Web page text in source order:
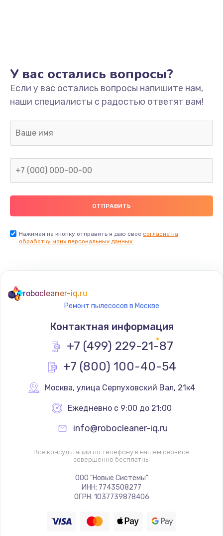
У вас остались вопросы?
Если у вас остались вопросы напишите нам,
наши специалисты с радостью ответят вам!
Нажимая на кнопку отправить я даю свое согласие на
обработку моих персональных данных.
robocleaner-iq.ru
Ремонт пылесосов в Москве
Контактная информация
+7 (499) 229-21-87
+7 (800) 100-40-54
Москва, улица Серпуховский Вал, 21к4
Ежедневно с 9:00 до 21:00
info@robocleaner-iq.ru
Все консультации по телефону в нашем сервисе
совершенно бесплатны
ООО "Новые Системы"
ИНН: 7743508277
ОГРН: 1037739878406